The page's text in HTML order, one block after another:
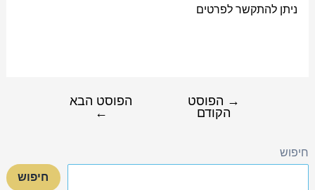
חיפוש
חיפוש
ניתן להתקשר לפרטים
→ הפוסט
הקודם
הפוסט הבא
←